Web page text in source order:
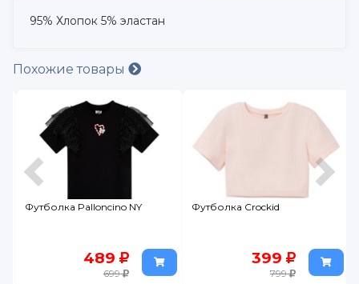
95% Хлопок 5% эластан
Похожие товары
Футболка Palloncino NY
489
699
Футболка Crockid
399
799